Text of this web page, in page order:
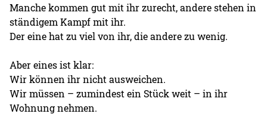
Manche kommen gut mit ihr zurecht, andere stehen in
ständigem Kampf mit ihr.
Der eine hat zu viel von ihr, die andere zu wenig.
Aber eines ist klar:
Wir können ihr nicht ausweichen.
Wir müssen – zumindest ein Stück weit – in ihr
Wohnung nehmen.